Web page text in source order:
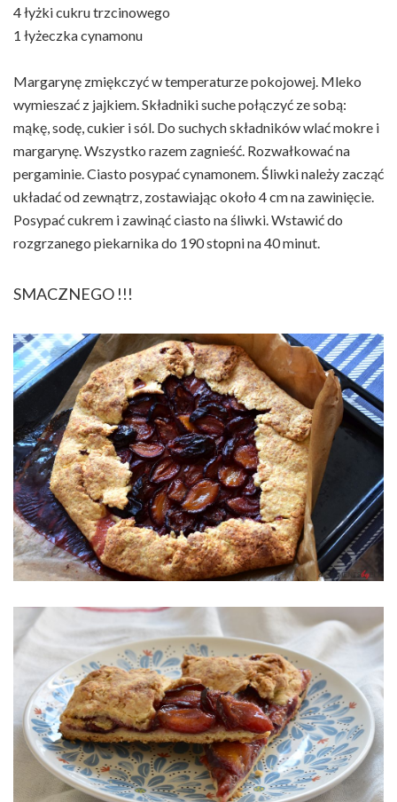
4 łyżki cukru trzcinowego
1 łyżeczka cynamonu
Margarynę zmiękczyć w temperaturze pokojowej. Mleko
wymieszać z jajkiem. Składniki suche połączyć ze sobą:
mąkę, sodę, cukier i sól. Do suchych składników wlać mokre i
margarynę. Wszystko razem zagnieść. Rozwałkować na
pergaminie. Ciasto posypać cynamonem. Śliwki należy zacząć
układać od zewnątrz, zostawiając około 4 cm na zawinięcie.
Posypać cukrem i zawinąć ciasto na śliwki. Wstawić do
rozgrzanego piekarnika do 190 stopni na 40 minut.
SMACZNEGO !!!